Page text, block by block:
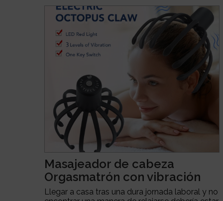
Masajeador de cabeza
Orgasmatrón con vibración
Llegar a casa tras una dura jornada laboral y no